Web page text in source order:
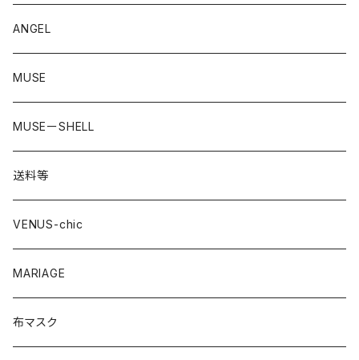
straeberry
ANGEL
MUSE
MUSEーSHELL
送料等
VENUS-chic
MARIAGE
布マスク